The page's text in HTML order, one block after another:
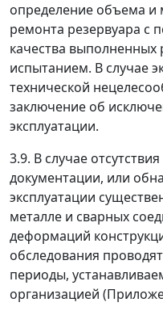
определение объема и
ремонта резервуара с
качества выполненных
испытанием. В случае
технической
заключение об
эксплуатации.
3.9. В случае
документации, или
эксплуатации
металле и сварных
деформаций
обследования
периоды,
организацией